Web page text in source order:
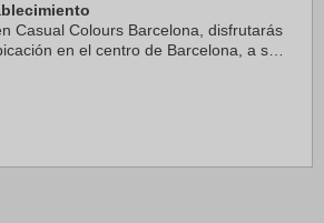
Casual Colours Barcelona, disfrutarás
en el centro de Barcelona, a solo
...